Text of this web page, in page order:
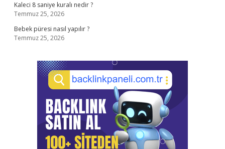
Kaleci 8 saniye kuralı nedir ?
Temmuz 25, 2026
Bebek püresi nasıl yapılır ?
Temmuz 25, 2026